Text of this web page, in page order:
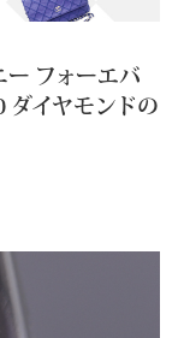
ー フォーエバ
ダイヤモンドの